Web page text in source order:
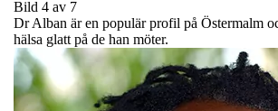
Bild 4 av 7
Dr Alban är en populär profil på Östermalm
hälsa glatt på de han möter.